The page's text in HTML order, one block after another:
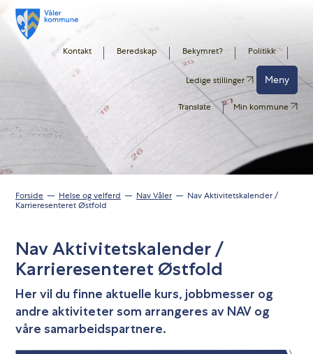
Kontakt Beredskap Bekymret? Politikk
Ledige stillinger Meny
Translate Min kommune
Forside Helse og velferd Nav Våler
Nav Aktivitetskalender /
Karrieresenteret Østfold
Nav Aktivitetskalender /
Karrieresenteret Østfold
Her vil du finne aktuelle kurs, jobbmesser og
andre aktiviteter som arrangeres av NAV og
våre samarbeidspartnere.